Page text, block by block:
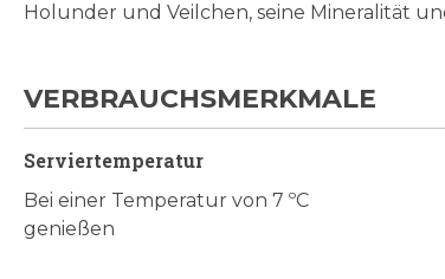
Holunder und Veilchen, seine Mineralität
VERBRAUCHSMERKMALE
Serviertemperatur
Bei einer Temperatur von 7 ºC
genießen